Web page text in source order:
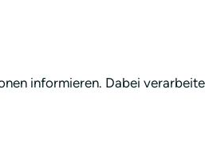
informieren. Dabei